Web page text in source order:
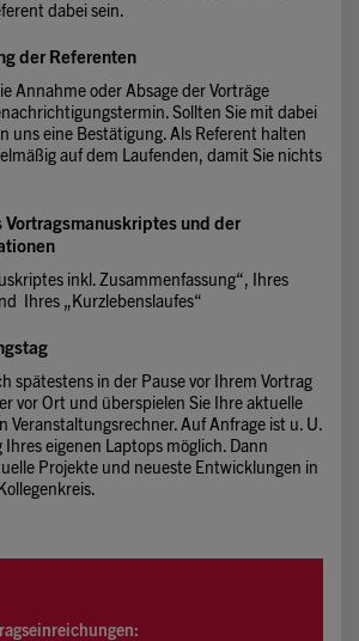
dabei sein.
der Referenten
Annahme oder Absage der Vorträge
Sollten Sie mit dabei
uns eine Bestätigung. Als Referent halten
auf dem Laufenden, damit Sie nichts
Vortragsmanuskriptes und der
inkl. Zusammenfassung“, Ihres
Ihres „Kurzlebenslaufes“
spätestens in der Pause vor Ihrem Vortrag
vor Ort und überspielen Sie Ihre aktuelle
Veranstaltungsrechner. Auf Anfrage ist u. U.
eigenen Laptops möglich. Dann
Projekte und neueste Entwicklungen in